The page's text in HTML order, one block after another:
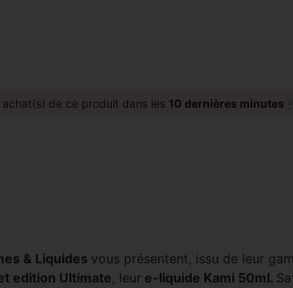
achat(s) de ce produit dans les 10 dernières minutes
& Liquides vous présentent, issu de leur
edition Ultimate, leur e-liquide Kami 50ml.